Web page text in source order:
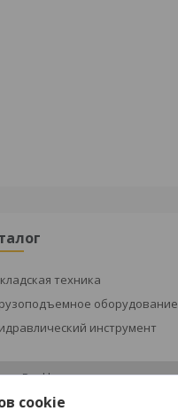
техника
оборудование
инструмент
Deal.by
cookies
cookie